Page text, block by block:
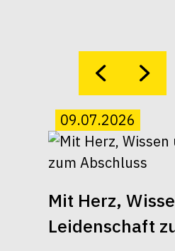
09.07.2026
Mit Herz,
Leidenschaft